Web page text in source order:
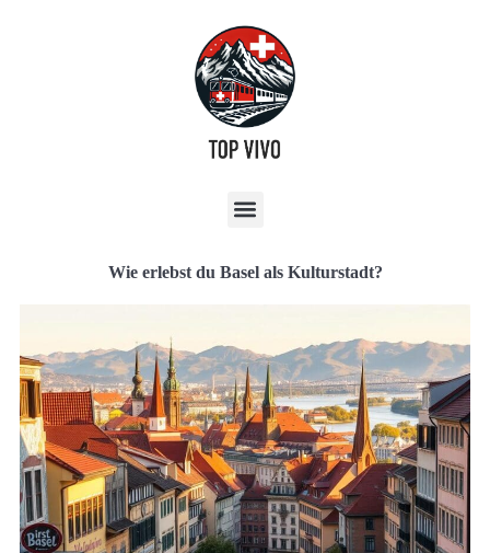
Wie erlebst du Basel als Kulturstadt?